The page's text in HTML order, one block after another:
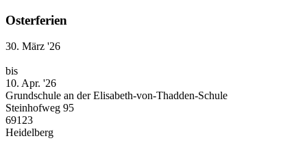
Osterferien
30. März '26
bis
10. Apr. '26
Grundschule an der Elisabeth-von-Thadden-Schule
Steinhofweg 95
69123
Heidelberg